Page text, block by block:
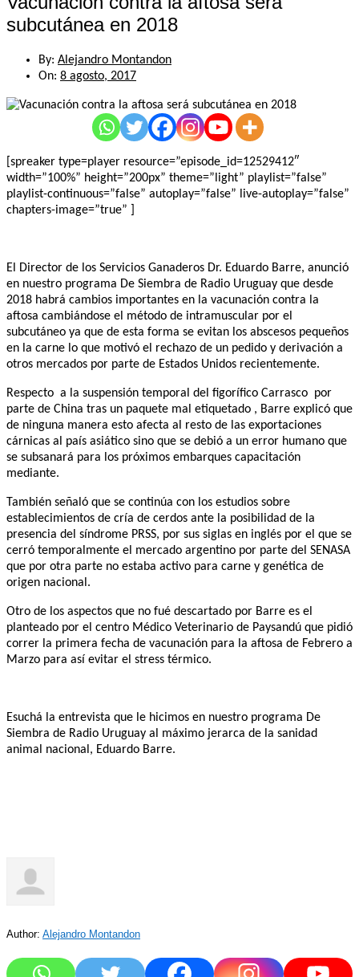
subcutánea en 2018
By: Alejandro Montandon
On: 8 agosto, 2017
[spreaker type=player resource=”episode_id=12529412″
width=”100%” height=”200px” theme=”light” playlist=”false”
playlist-continuous=”false” autoplay=”false” live-autoplay=”false”
chapters-image=”true” ]
El Director de los Servicios Ganaderos Dr. Eduardo Barre, anunció
en nuestro programa De Siembra de Radio Uruguay que desde
2018 habrá cambios importantes en la vacunación contra la
aftosa cambiándose el método de intramuscular por el
subcutáneo ya que de esta forma se evitan los abscesos pequeños
en la carne lo que motivó el rechazo de un pedido y derivación a
otros mercados por parte de Estados Unidos recientemente.
Respecto a la suspensión temporal del figorífico Carrasco por
parte de China tras un paquete mal etiquetado , Barre explicó que
de ninguna manera esto afecta al resto de las exportaciones
cárnicas al país asiático sino que se debió a un error humano que
se subsanará para los próximos embarques capacitación
mediante.
También señaló que se continúa con los estudios sobre
establecimientos de cría de cerdos ante la posibilidad de la
presencia del síndrome PRSS, por sus siglas en inglés por el que se
cerró temporalmente el mercado argentino por parte del SENASA
que por otra parte no estaba activo para carne y genética de
origen nacional.
Otro de los aspectos que no fué descartado por Barre es el
planteado por el centro Médico Veterinario de Paysandú que pidió
correr la primera fecha de vacunación para la aftosa de Febrero a
Marzo para así evitar el stress térmico.
Esuchá la entrevista que le hicimos en nuestro programa De
Siembra de Radio Uruguay al máximo jerarca de la sanidad
animal nacional, Eduardo Barre.
Author: Alejandro Montandon